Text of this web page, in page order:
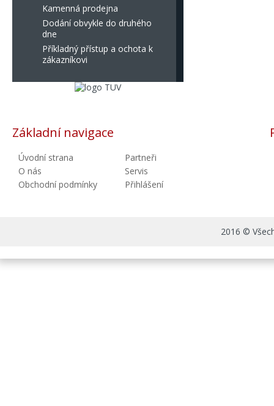
Kamenná prodejna
Dodání obvykle do druhého
dne
Příkladný přístup a ochota k
zákazníkovi
Základní navigace
Úvodní strana
O nás
Obchodní podmínky
Partneři
Servis
Přihlášení
2016 ©